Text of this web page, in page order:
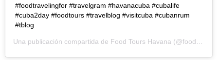
#foodtravelingfor #travelgram #havanacuba #cubalife
#cuba2day #foodtours #travelblog #visitcuba #cubanrum
#tblog
Una publicación compartida de Food Tours Havana (@foodtourshavana) el